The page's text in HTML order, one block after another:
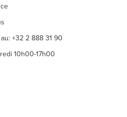
+32 2 888 31 90
10h00-17h00